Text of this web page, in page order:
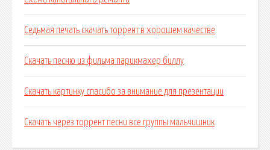
Седьмая печать скачать торрент в хорошем качестве
Скачать песню из фильма парикмахер биллу
Скачать картинку спасибо за внимание для презентации
Скачать через торрент песни все группы мальчишник